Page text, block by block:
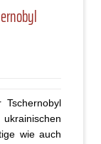
wie auch